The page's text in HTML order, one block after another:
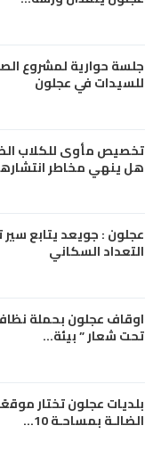
جلسة حوارية لمشروع
للسيدات في عجلون
تخصيص مأوى للكلاب
هل ينهي مخاطر
عجلون : جويعد يتابع سير
التعداد السكاني
اوقاف عجلون بحملة
تحت شعار ” بيئة…
بلديات عجلون تختار
الضالـة بمساحـة 10…